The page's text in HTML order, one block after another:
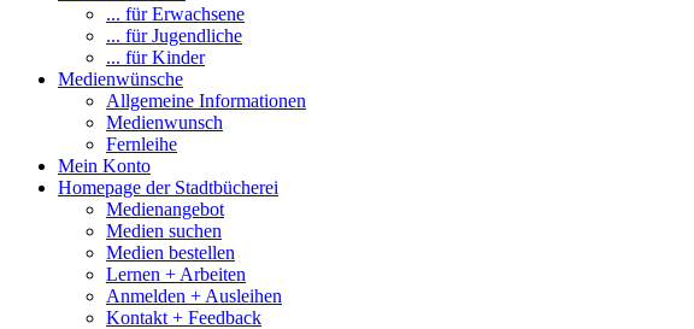
... für Erwachsene
... für Jugendliche
... für Kinder
Medienwünsche
Allgemeine Informationen
Medienwunsch
Fernleihe
Mein Konto
Homepage der Stadtbücherei
Medienangebot
Medien suchen
Medien bestellen
Lernen + Arbeiten
Anmelden + Ausleihen
Kontakt + Feedback